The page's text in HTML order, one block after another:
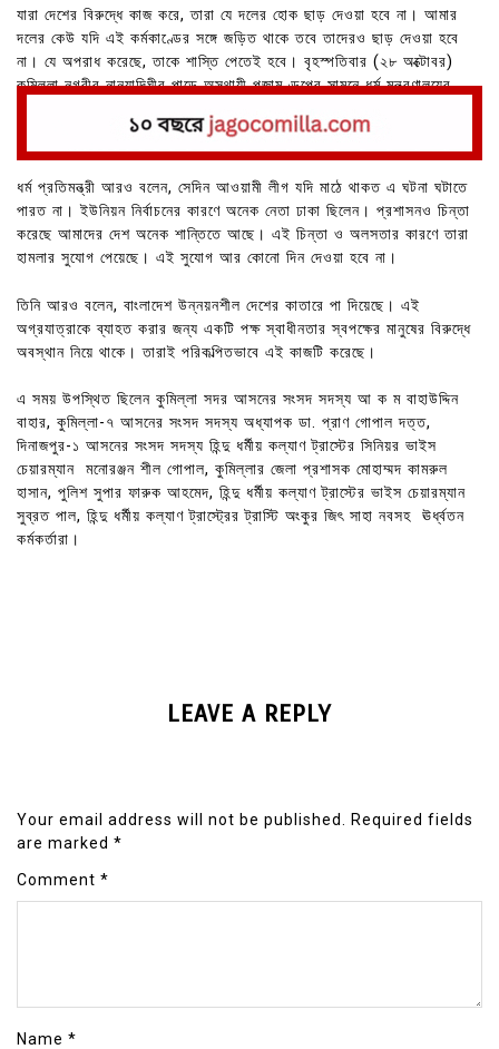
যারা দেশের বিরুদ্ধে কাজ করে, তারা যে দলের হোক ছাড় দেওয়া হবে না। আমার
দলের কেউ যদি এই কর্মকাণ্ডের সঙ্গে জড়িত থাকে তবে তাদেরও ছাড় দেওয়া হবে
না। যে অপরাধ করেছে, তাকে শাস্তি পেতেই হবে। বৃহস্পতিবার (২৮ অক্টোবর)
কুমিল্লা নগরীর নানুয়াদিঘীর পাড়ে অস্থায়ী পূজামণ্ডপের সামনে ধর্ম মন্ত্রণালয়ের
ধর্ম প্রতিমন্ত্রী আরও বলেন, সেদিন আওয়ামী লীগ যদি মাঠে থাকত এ ঘটনা ঘটাতে
পারত না। ইউনিয়ন নির্বাচনের কারণে অনেক নেতা ঢাকা ছিলেন। প্রশাসনও চিন্তা
করেছে আমাদের দেশ অনেক শান্তিতে আছে। এই চিন্তা ও অলসতার কারণে তারা
হামলার সুযোগ পেয়েছে। এই সুযোগ আর কোনো দিন দেওয়া হবে না।
তিনি আরও বলেন, বাংলাদেশ উন্নয়নশীল দেশের কাতারে পা দিয়েছে। এই
অগ্রযাত্রাকে ব্যাহত করার জন্য একটি পক্ষ স্বাধীনতার স্বপক্ষের মানুষের বিরুদ্ধে
অবস্থান নিয়ে থাকে। তারাই পরিকল্পিতভাবে এই কাজটি করেছে।
এ সময় উপস্থিত ছিলেন কুমিল্লা সদর আসনের সংসদ সদস্য আ ক ম বাহাউদ্দিন
বাহার, কুমিল্লা-৭ আসনের সংসদ সদস্য অধ্যাপক ডা. প্রাণ গোপাল দত্ত,
দিনাজপুর-১ আসনের সংসদ সদস্য হিন্দু ধর্মীয় কল্যাণ ট্রাস্টের সিনিয়র ভাইস
চেয়ারম্যান মনোরঞ্জন শীল গোপাল, কুমিল্লার জেলা প্রশাসক মোহাম্মদ কামরুল
হাসান, পুলিশ সুপার ফারুক আহমেদ, হিন্দু ধর্মীয় কল্যাণ ট্রাস্টের ভাইস চেয়ারম্যান
সুব্রত পাল, হিন্দু ধর্মীয় কল্যাণ ট্রাস্ট্রের ট্রাস্টি অংকুর জিৎ সাহা নবসহ ঊর্ধ্বতন
কর্মকর্তারা।
LEAVE A REPLY
Your email address will not be published.
Required fields
are marked *
Comment *
Name *